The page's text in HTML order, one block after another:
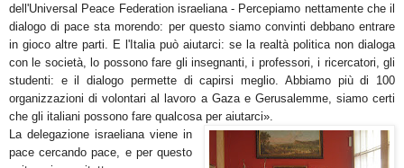
dell'Universal Peace Federation israeliana - Percepiamo nettamente che il
dialogo di pace sta morendo: per questo siamo convinti debbano entrare
in gioco altre parti. E l'Italia può aiutarci: se la realtà politica non dialoga
con le società, lo possono fare gli insegnanti, i professori, i ricercatori, gli
studenti: e il dialogo permette di capirsi meglio. Abbiamo più di 100
organizzazioni di volontari al lavoro a Gaza e Gerusalemme, siamo certi
che gli italiani possono fare qualcosa per aiutarci».
La delegazione israeliana viene in
pace cercando pace, e per questo